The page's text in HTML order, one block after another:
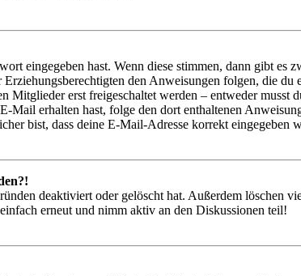
eingegeben hast. Wenn diese stimmen, dann gibt es
den Anweisungen folgen, die
erst freigeschaltet werden – entweder musst
erhalten hast, folge den dort enthaltenen
bist, dass deine E-Mail-Adresse korrekt eingegeben
deaktiviert oder gelöscht hat. Außerdem löschen
erneut und nimm aktiv an den Diskussionen teil!